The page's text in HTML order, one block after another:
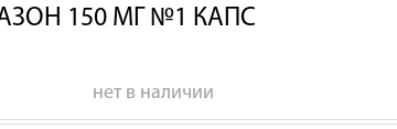
150 МГ №1 КАПС
нет в наличии